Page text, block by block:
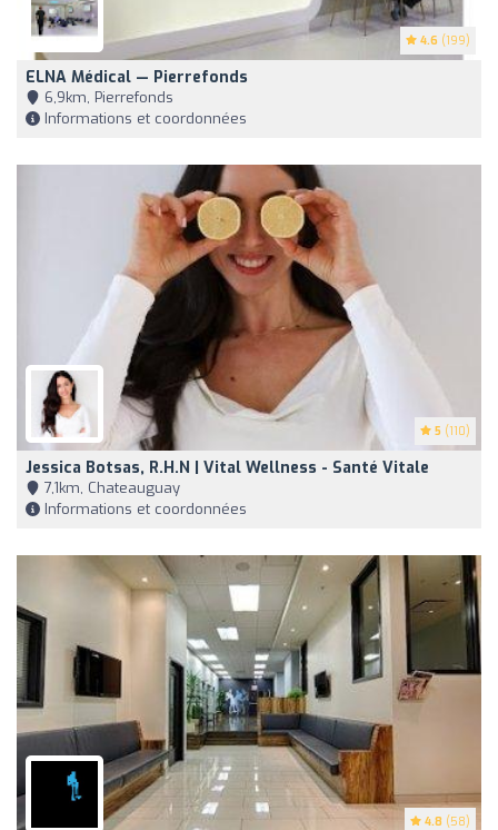
4.6 (199)
ELNA Médical — Pierrefonds
6,9km, Pierrefonds
Informations et coordonnées
5 (110)
Jessica Botsas, R.H.N | Vital Wellness - Santé Vitale
7,1km, Chateauguay
Informations et coordonnées
4.8 (58)